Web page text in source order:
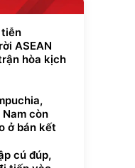
tiễn
ASEAN
hòa kịch
còn
ở bán kết
cú đúp,